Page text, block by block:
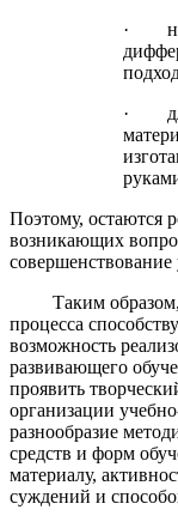
·
· для
Поэтому, остаются
возникающих
совершенствование
Таким образом,
процесса
возможность
развивающего
проявить
организации
разнообразие
средств и форм
материалу,
суждений и